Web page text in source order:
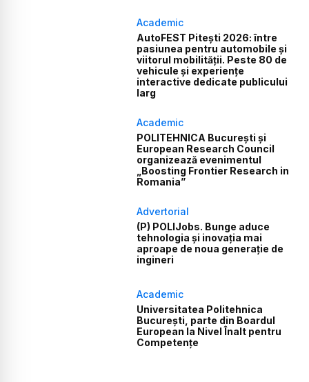
Academic
AutoFEST Pitești 2026: între
pasiunea pentru automobile și
viitorul mobilității. Peste 80 de
vehicule și experiențe
interactive dedicate publicului
larg
Academic
POLITEHNICA București și
European Research Council
organizează evenimentul
„Boosting Frontier Research in
Romania”
Advertorial
(P) POLIJobs. Bunge aduce
tehnologia și inovația mai
aproape de noua generație de
ingineri
Academic
Universitatea Politehnica
București, parte din Boardul
European la Nivel Înalt pentru
Competențe